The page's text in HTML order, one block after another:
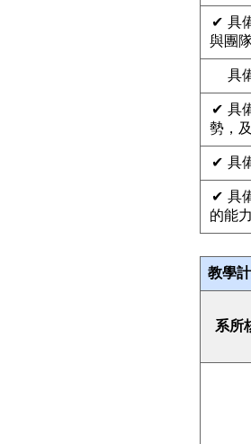
✔ 具
與團
具
✔ 具
勢，
✔ 具
✔ 具
的能力
教學
系所